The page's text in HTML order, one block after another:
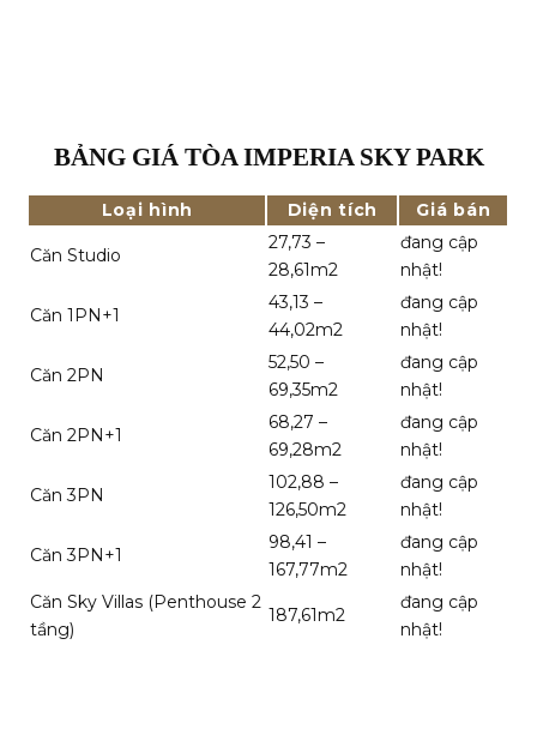
BẢNG GIÁ TÒA IMPERIA SKY PARK
Loại hình Diện tích Giá bán
Căn Studio
27,73 –
28,61m2
đang cập
nhật!
Căn 1PN+1
43,13 –
44,02m2
đang cập
nhật!
Căn 2PN
52,50 –
69,35m2
đang cập
nhật!
Căn 2PN+1
68,27 –
69,28m2
đang cập
nhật!
Căn 3PN
102,88 –
126,50m2
đang cập
nhật!
Căn 3PN+1
98,41 –
167,77m2
đang cập
nhật!
Căn Sky Villas (Penthouse 2
tầng)
187,61m2
đang cập
nhật!